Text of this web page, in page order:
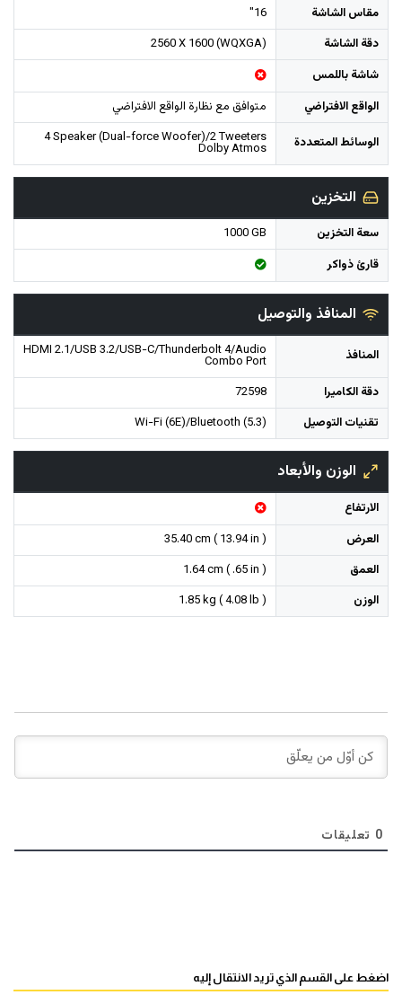
مقاس الشاشة
16"
دقة الشاشة
2560 X 1600 (WQXGA)
شاشة باللمس
الواقع الافتراضي
متوافق مع نظارة الواقع الافتراضي
الوسائط المتعددة
4 Speaker (Dual-force Woofer)/2 Tweeters
Dolby Atmos
التخزين
سعة التخزين
1000 GB
قارئ ذواكر
المنافذ والتوصيل
المنافذ HDMI 2.1/USB 3.2/USB-C/Thunderbolt 4/Audio
Combo Port
دقة الكاميرا
72598
تقنيات التوصيل
Wi-Fi (6E)/Bluetooth (5.3)
الوزن والأبعاد
الارتفاع
العرض
35.40 cm ( 13.94 in )
العمق
1.64 cm ( .65 in )
الوزن
1.85 kg ( 4.08 lb )
0 تعليقات
اضغط على القسم الذي تريد الانتقال إليه